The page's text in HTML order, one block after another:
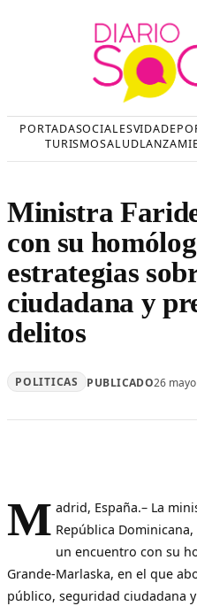
PORTADASOCIALESVIDA
TURISMOSALUD
Ministra
con su
estrategias
ciudadana y
delitos
POLITICAS PUBLICADO26
M adrid, España.– La
República
un encuentro con su
Grande-Marlaska, en el que
público, seguridad ciudadana